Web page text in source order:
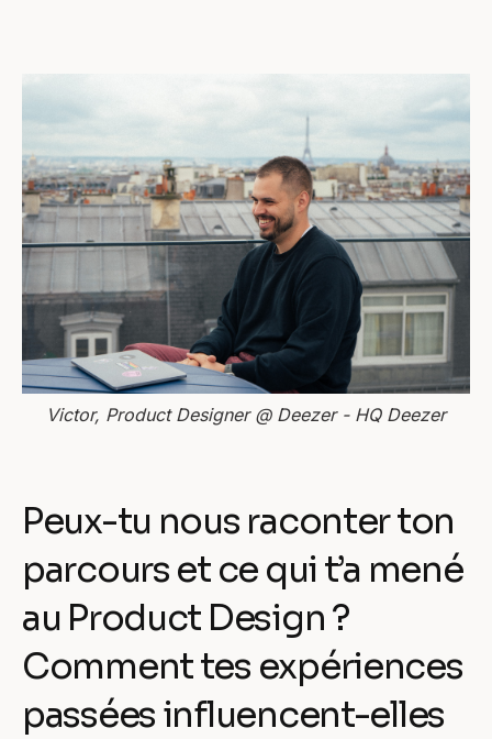
Victor, Product Designer @ Deezer - HQ Deezer
Peux-tu nous raconter ton
parcours et ce qui t’a mené
au Product Design ?
Comment tes expériences
passées influencent-elles